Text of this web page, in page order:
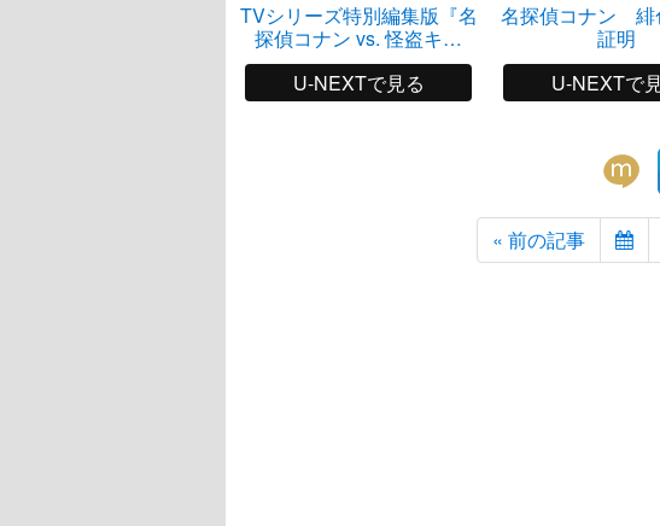
TVシリーズ特別編集版『名
探偵コナン vs. 怪盗キッ
ド』
U-NEXTで見る
名探偵コナン 緋
証明
U-NEXTで
« 前の記事